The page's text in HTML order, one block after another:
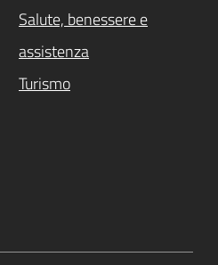
Salute, benessere e
assistenza
Turismo